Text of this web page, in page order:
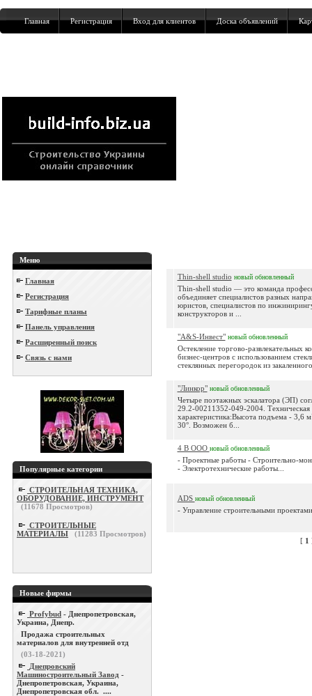
Главная Регистрация Вход для клиентов Доска объявлений
Меню
Главная
Регистрация
Тарифные планы
Панель управления
Расширенный поиск
Связь с нами
Популярные категории
СТРОИТЕЛЬНАЯ ТЕХНИКА,
ОБОРУДОВАНИЕ, ИНСТРУМЕНТ
(11678 Просмотров)
СТРОИТЕЛЬНЫЕ
МАТЕРИАЛЫ
(11283 Просмотров)
Новые фирмы
Profybud - Днепропетровская,
Украина, Днепр.
Продажа строительных
материалов для внутренней отд
(03-18-2021)
Днепровский
Машиностроительный Завод -
Днепропетровская, Украина,
Днепропетровская обл. ....
Thin-shell studio новый обновленный
Thin-shell studio — это команда
объединяет специалистов разных
юристов, специалистов по
конструкторов и ...
"A&S-Инвест" новый обновленный
Oстеклениe торгово-развлекательных
бизнес-центров с использованием
стеклянных перегородок из
"Линкор" новый обновленный
Четыре поэтажных эскалатора (ЭП)
29.2-00211352-049-2004. Техническая
характеристика:Высота подъема - 3,6
30°. Возможен б...
4 В ООО новый обновленный
- Проектные работы - Строительно-
- Электротехнические работы...
ADS новый обновленный
- Управление строительными
[ 1